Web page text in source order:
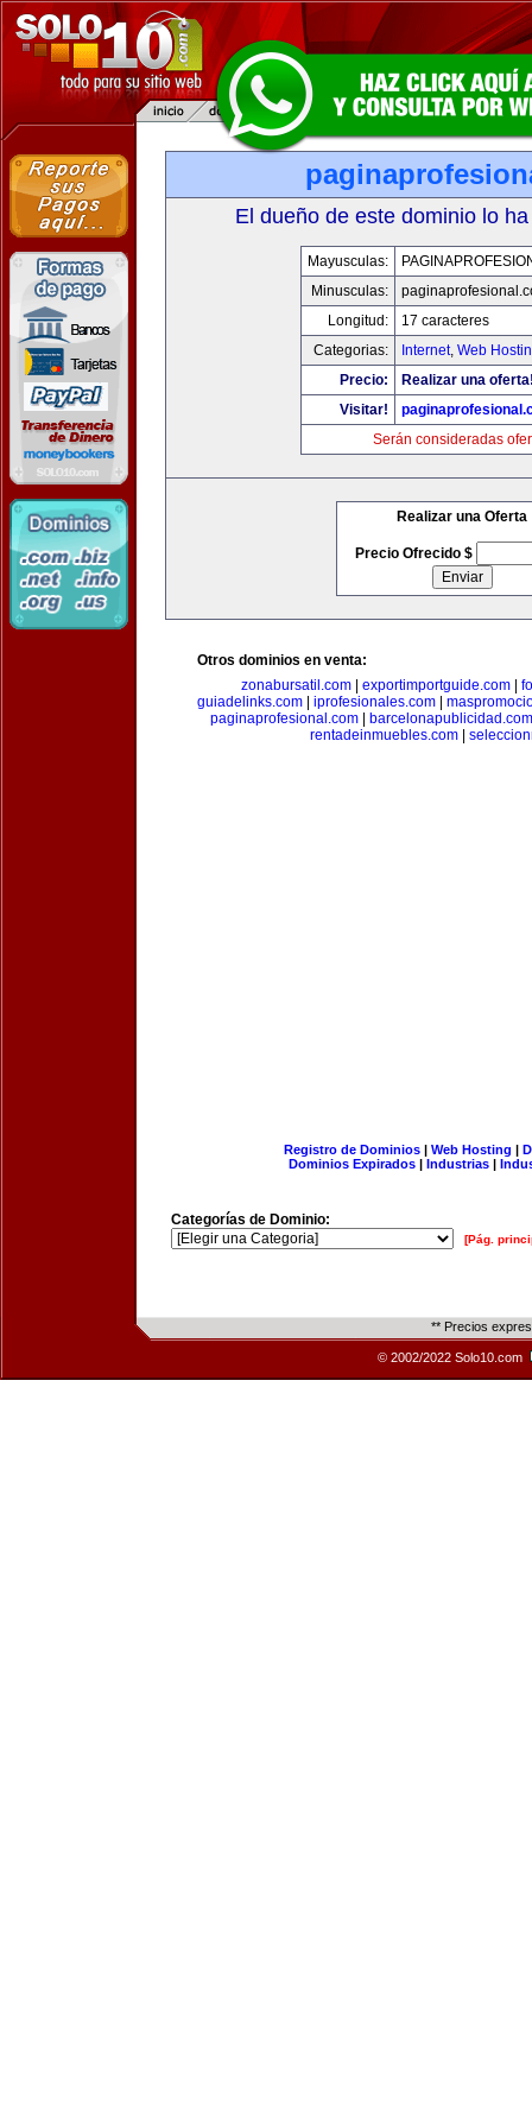
El dueño de este dominio lo
Mayusculas:
Minusculas:
Longitud:
17 caracteres
Categorias:
Internet, Web
Precio:
Realizar una
Visitar!
Serán consideradas
Realizar una Oferta
Precio Ofrecido $
Otros dominios en venta:
zonabursatil.com
exportimportguide.com
guiadelinks.com
iprofesionales.com
paginaprofesional.com|
barcelonapublicidad.com
rentadeinmuebles.com|
Registro de Dominios| Web Hosting |
Dominios Expirados | Industrias |
Categorías de Dominio:
[Pág.
** Precios
© 2002/2022 Solo10.com